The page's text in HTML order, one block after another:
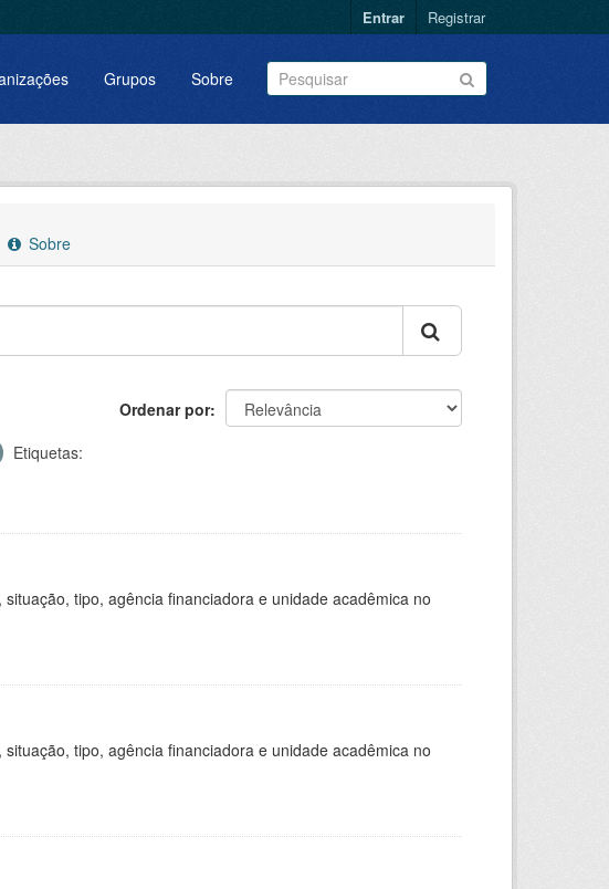
Entrar Registrar
Grupos Sobre
Sobre
Ordenar por
Etiquetas:
tipo, agência financiadora e unidade acadêmica no
tipo, agência financiadora e unidade acadêmica no